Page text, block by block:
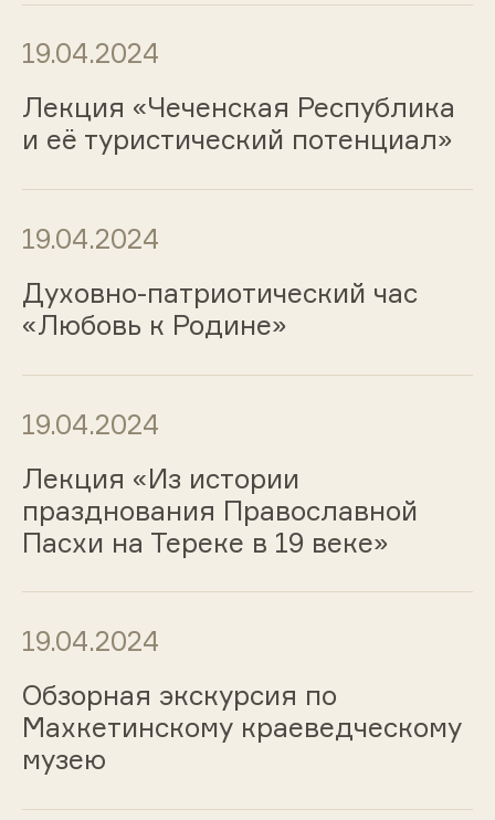
19.04.2024
Лекция «Чеченская Республика
и её туристический потенциал»
19.04.2024
Духовно-патриотический час
«Любовь к Родине»
19.04.2024
Лекция «Из истории
празднования Православной
Пасхи на Тереке в 19 веке»
19.04.2024
Обзорная экскурсия по
Махкетинскому краеведческому
музею